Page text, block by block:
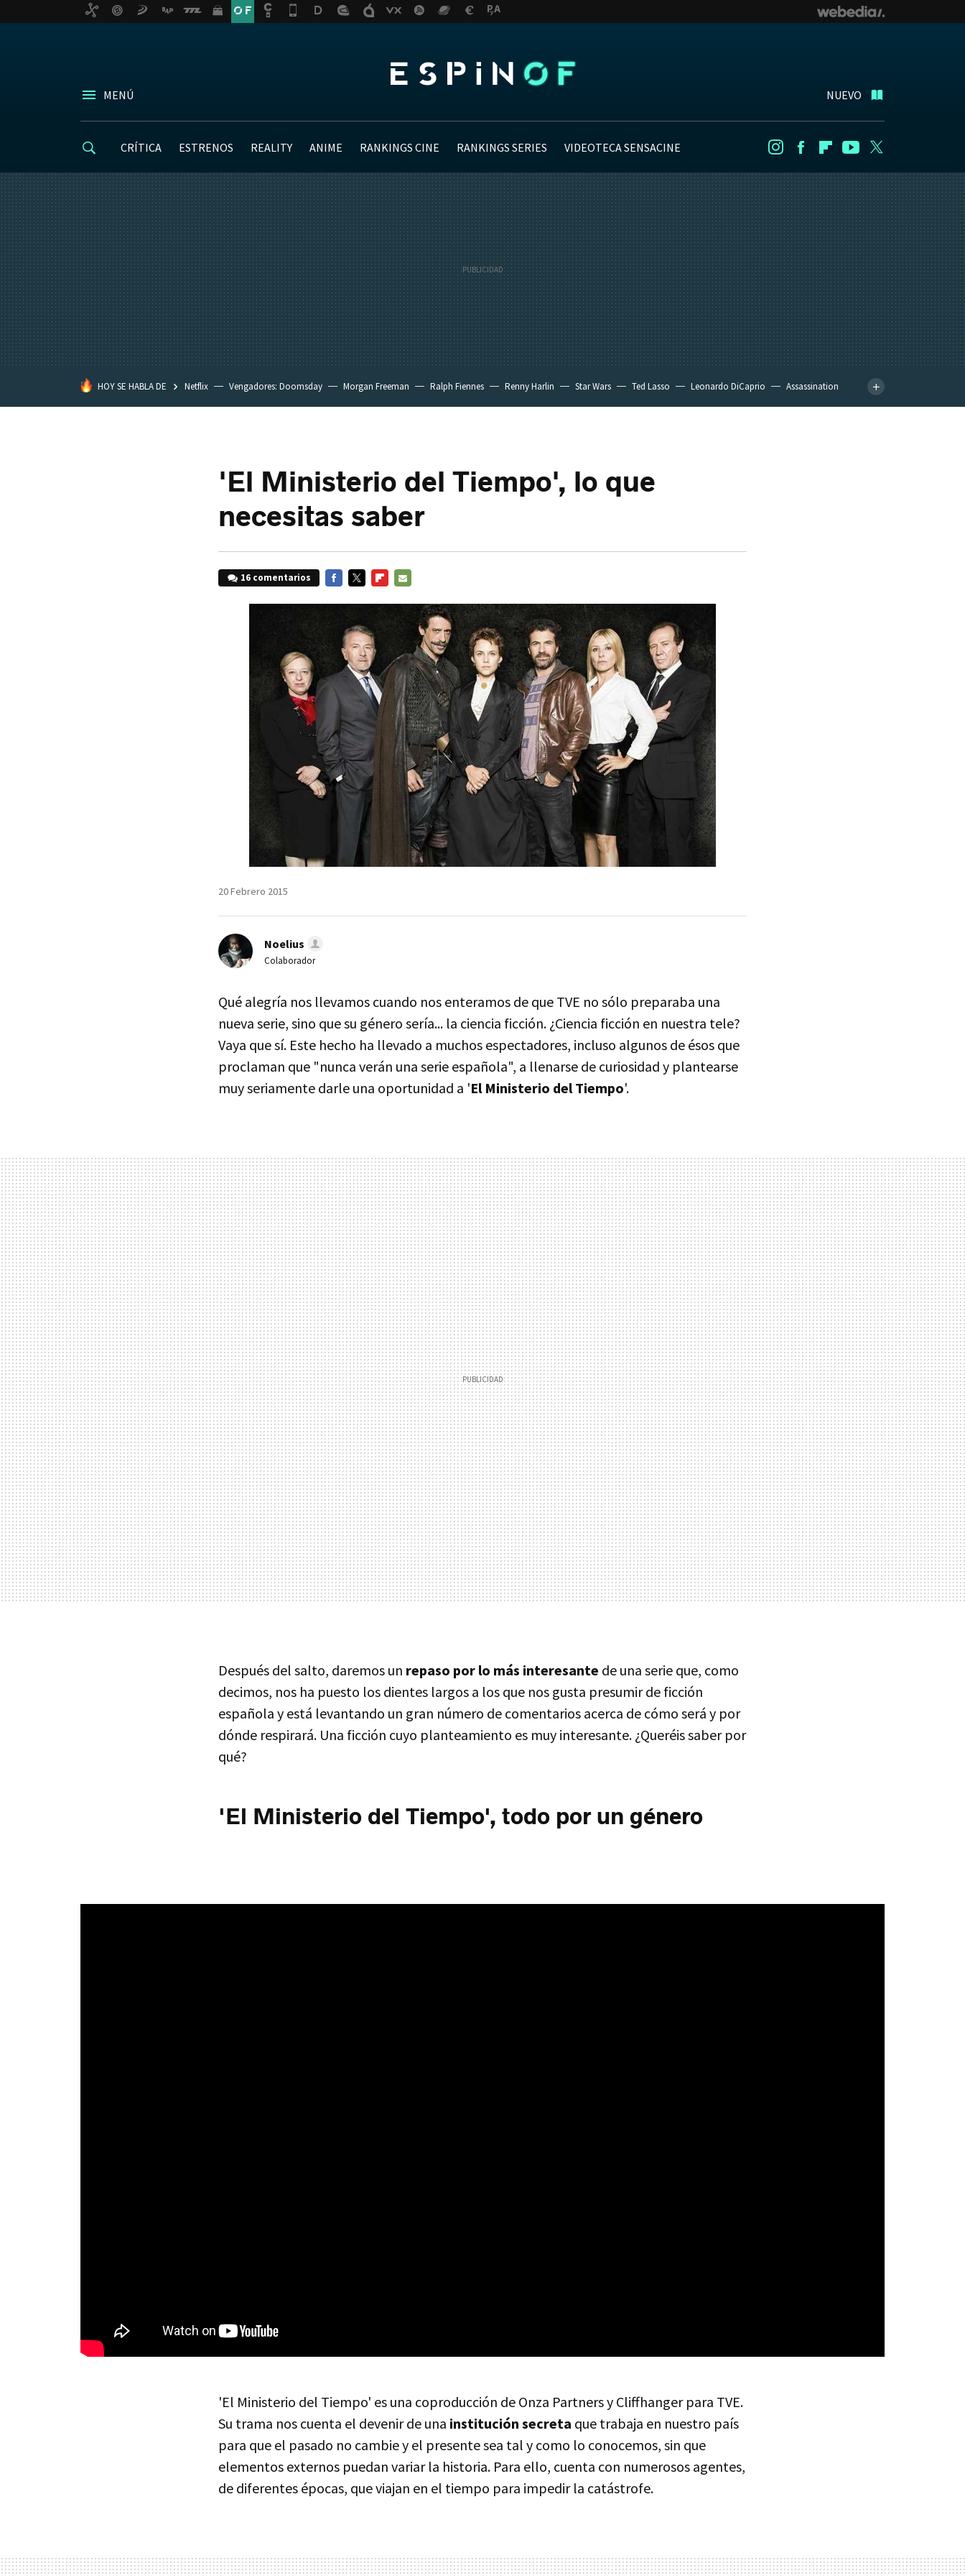
MENÚ NUEVO
CRÍTICA ESTRENOS REALITY ANIME RANKINGS CINE RANKINGS SERIES VIDEOTECA SENSACINE InstagramFacebookFlipboard
Youtube
HOY SE HABLA DE Netflix Vengadores: Doomsday Morgan Freeman Ralph Fiennes Renny Harlin Star Wars Ted Lasso Leonardo DiCaprio
Assassination
'El Ministerio del Tiempo', lo que
necesitas saber
16 comentarios
20 Febrero 2015
Noelius
Colaborador
Qué alegría nos llevamos cuando nos enteramos de que TVE no sólo preparaba una
nueva serie, sino que su género sería... la ciencia ficción. ¿Ciencia ficción en nuestra tele?
Vaya que sí. Este hecho ha llevado a muchos espectadores, incluso algunos de ésos que
proclaman que "nunca verán una serie española", a llenarse de curiosidad y plantearse
muy seriamente darle una oportunidad a 'El Ministerio del Tiempo'.
Después del salto, daremos un repaso por lo más interesante de una serie que, como
decimos, nos ha puesto los dientes largos a los que nos gusta presumir de ficción
española y está levantando un gran número de comentarios acerca de cómo será y por
dónde respirará. Una ficción cuyo planteamiento es muy interesante. ¿Queréis saber por
qué?
'El Ministerio del Tiempo', todo por un género
'El Ministerio del Tiempo' es una coproducción de Onza Partners y Cliffhanger para TVE.
Su trama nos cuenta el devenir de una institución secreta que trabaja en nuestro país
para que el pasado no cambie y el presente sea tal y como lo conocemos, sin que
elementos externos puedan variar la historia. Para ello, cuenta con numerosos agentes,
de diferentes épocas, que viajan en el tiempo para impedir la catástrofe.